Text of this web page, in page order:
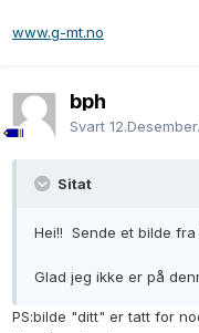
www.g-mt.no
bph
Svart
Sitat
Hei!! Sende et bilde
Glad jeg ikke er på
PS:bilde "ditt" er tatt for